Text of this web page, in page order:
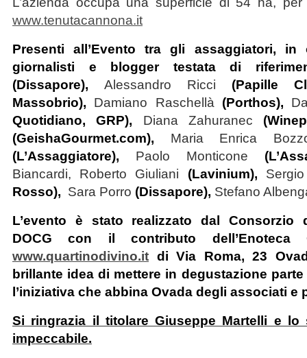
www.tenutacannona.it
Presenti all’Evento tra gli assaggiatori, in
giornalisti e blogger testata di
(Dissapore), Alessandro Ricci (Papille
Massobrio), Damiano Raschellà (Porthos),
Quotidiano, GRP),
Diana Zahuranec
(GeishaGourmet.com), Maria Enrica
(L’Assaggiatore), Paolo Monticone
Biancardi,
Roberto Giuliani (Lavinium),
Rosso), Sara Porro (Dissapore), Stefano
L’evento è stato realizzato dal Consorzio
DOCG con il contributo dell’Enoteca
www.quartinodivino.it di Via Roma, 23
brillante idea di mettere in degustazione
l’iniziativa che abbina Ovada degli associati e
Si ringrazia il titolare Giuseppe Martelli e
impeccabile.